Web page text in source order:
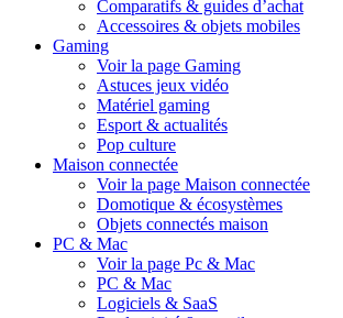
Comparatifs & guides d’achat
Accessoires & objets mobiles
Gaming
Voir la page Gaming
Astuces jeux vidéo
Matériel gaming
Esport & actualités
Pop culture
Maison connectée
Voir la page Maison connectée
Domotique & écosystèmes
Objets connectés maison
PC & Mac
Voir la page Pc & Mac
PC & Mac
Logiciels & SaaS